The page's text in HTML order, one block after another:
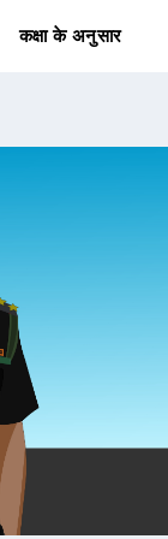
कक्षा के अनुसार